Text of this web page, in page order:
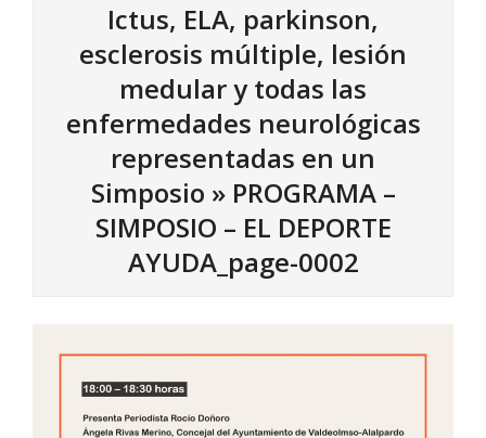
Ictus, ELA, parkinson,
esclerosis múltiple, lesión
medular y todas las
enfermedades neurológicas
representadas en un
Simposio » PROGRAMA –
SIMPOSIO – EL DEPORTE
AYUDA_page-0002